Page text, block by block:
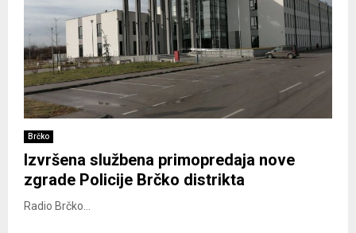
Brčko
Izvršena službena primopredaja nove
zgrade Policije Brčko distrikta
Radio Brčko...